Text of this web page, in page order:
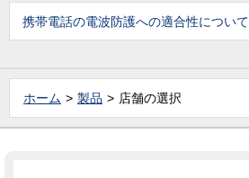
携帯電話の電波防護への適合性について
ホーム 製品 店舗の選択